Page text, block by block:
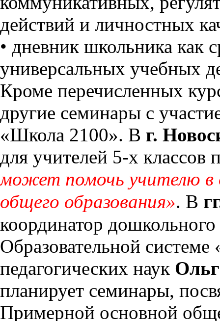
действий и личностных
• дневник школьника как
универсальных учебных
Кроме перечисленных
другие семинары с
«Школа 2100». В г.
для учителей 5-х классов
может помочь учителю в
общего образования». В
координатор
Образовательной
педагогических наук
планирует семинары,
Примерной основной